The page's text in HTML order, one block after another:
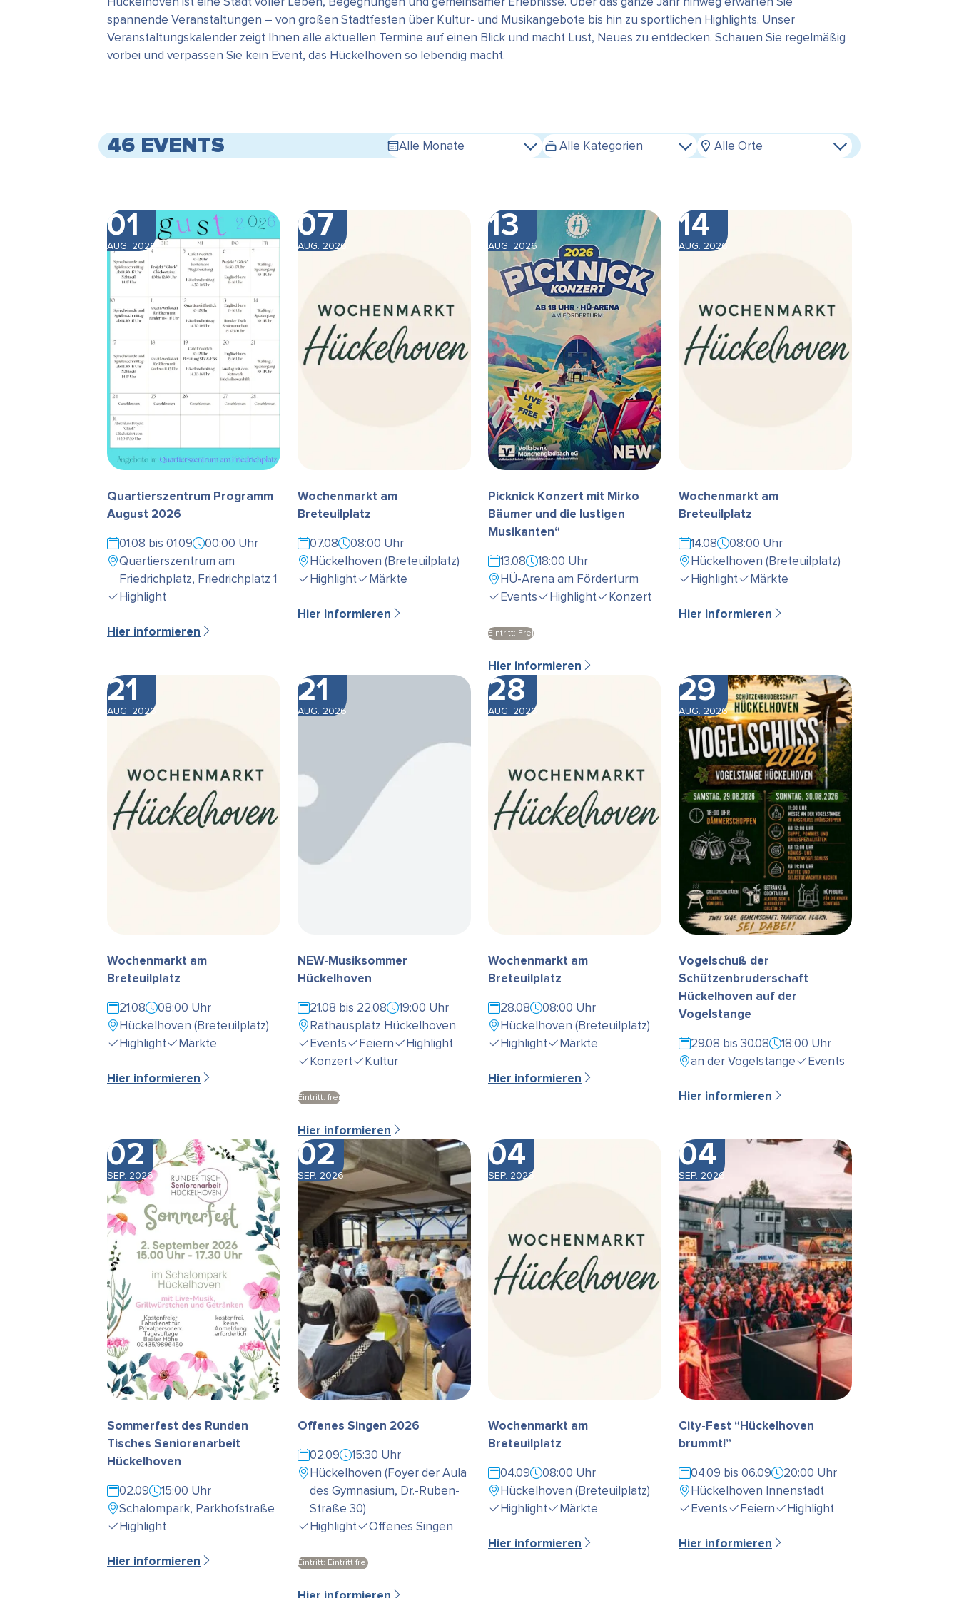
spannende Veranstaltungen – von großen Stadtfesten über Kultur- und Musikangebote bis hin zu sportlichen Highlights. Unser
Veranstaltungskalender zeigt Ihnen alle aktuellen Termine auf einen Blick und macht Lust, Neues zu entdecken. Schauen Sie regelmäßig
vorbei und verpassen Sie kein Event, das Hückelhoven so lebendig macht.
46 EVENTS Alle Monate Alle Kategorien Alle Orte
01
AUG. 2026
Quartierszentrum Programm
August 2026
01.08 bis 01.09
00:00 Uhr
Quartierszentrum am
Friedrichplatz, Friedrichplatz 1
Highlight
Hier informieren
07
AUG. 2026
Wochenmarkt am
Breteuilplatz
07.08
08:00 Uhr
Hückelhoven (Breteuilplatz)
Highlight
Märkte
Hier informieren
13
AUG. 2026
Picknick Konzert mit Mirko
Bäumer und die lustigen
Musikanten“
13.08
18:00 Uhr
HÜ-Arena am Förderturm
Events
Highlight Konzert
Eintritt: Frei
Hier informieren
14
AUG. 2026
Wochenmarkt am
Breteuilplatz
14.08
08:00 Uhr
Hückelhoven (Breteuilplatz)
Highlight
Märkte
Hier informieren
21
AUG. 2026
Wochenmarkt am
Breteuilplatz
21.08
08:00 Uhr
Hückelhoven (Breteuilplatz)
Highlight
Märkte
Hier informieren
21
AUG. 2026
NEW-Musiksommer
Hückelhoven
21.08 bis 22.08
19:00 Uhr
Rathausplatz Hückelhoven
Events
Feiern
Highlight
Konzert
Kultur
Eintritt: frei
Hier informieren
28
AUG. 2026
Wochenmarkt am
Breteuilplatz
28.08
08:00 Uhr
Hückelhoven (Breteuilplatz)
Highlight
Märkte
Hier informieren
29
AUG. 2026
Vogelschuß der
Schützenbruderschaft
Hückelhoven auf der
Vogelstange
29.08 bis 30.08
18:00 Uhr
an der Vogelstange
Events
Hier informieren
02
SEP. 2026
Sommerfest des Runden
Tisches Seniorenarbeit
Hückelhoven
02.09
15:00 Uhr
Schalompark, Parkhofstraße
Highlight
Hier informieren
02
SEP. 2026
Offenes Singen 2026
02.09
15:30 Uhr
Hückelhoven (Foyer der Aula
des Gymnasium, Dr.-Ruben-
Straße 30)
Highlight
Offenes Singen
Eintritt: Eintritt frei
04
SEP. 2026
Wochenmarkt am
Breteuilplatz
04.09
08:00 Uhr
Hückelhoven (Breteuilplatz)
Highlight
Märkte
Hier informieren
04
SEP. 2026
City-Fest “Hückelhoven
brummt!”
04.09 bis 06.09
20:00 Uhr
Hückelhoven Innenstadt
Events
Feiern Highlight
Hier informieren